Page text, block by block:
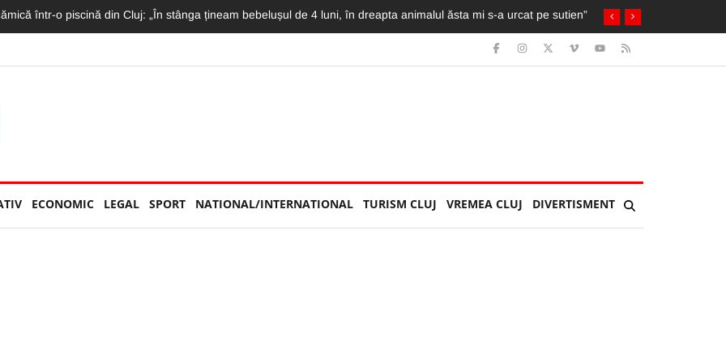
la „U”. Conducătorul este decis să plece de la echipă
ECONOMIC LEGAL SPORT NATIONAL/INTERNATIONAL TURISM CLUJ VREMEA CLUJ DIVERTISMENT